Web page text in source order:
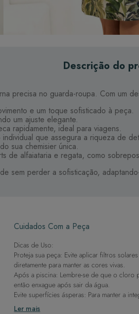
Descrição do
precisa no guarda-roupa. Com um
e um toque sofisticado à peça.
um ajuste elegante.
rapidamente, ideal para viagens.
que assegura a riqueza de
sua chemisier única.
de alfaiataria e regata, como
sem perder a sofisticação,
Cuidados Com a Peça
Dicas de Uso:
Proteja sua peça: Evite aplicar filtros
diretamente para manter as cores vivas.
Após a piscina: Lembre-se de que o cloro
então enxague após sair da água.
Evite superfícies ásperas: Para manter a
contato com superfícies rugosas.
Ler mais